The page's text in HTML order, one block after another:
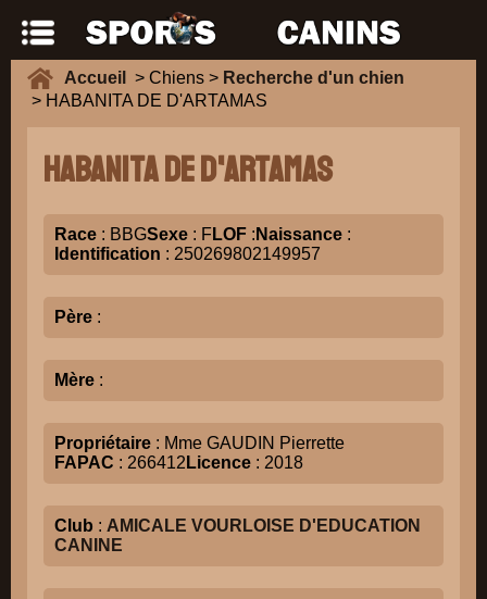
Accueil > Chiens > Recherche d'un chien
> HABANITA DE D'ARTAMAS
HABANITA DE D'ARTAMAS
Race : BBGSexe : FLOF : Naissance :
Identification : 250269802149957
Père :
Mère :
Propriétaire : Mme GAUDIN Pierrette
FAPAC : 266412 Licence : 2018
Club : AMICALE VOURLOISE D'EDUCATION
CANINE